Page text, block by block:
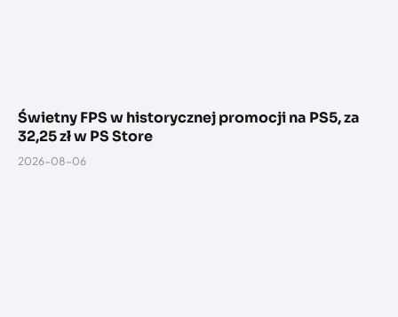
Świetny FPS w historycznej promocji na PS5, za
32,25 zł w PS Store
2026-08-06